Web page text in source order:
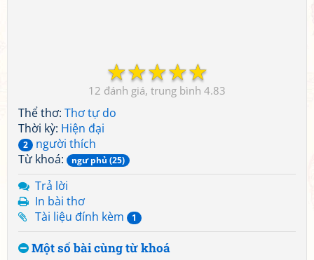
☆
☆
☆
☆
☆
12 4.83
Thể thơ: Thơ tự do
Thời kỳ: Hiện đại
2
người thích
Từ khoá:
ngư phủ (25)
Trả lời
In bài thơ
Tài liệu đính kèm
1
Một số bài cùng từ khoá